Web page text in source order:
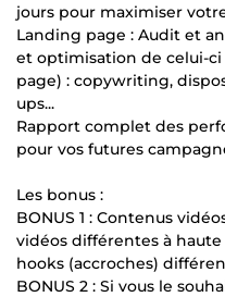
jours pour maximiser
Landing page : Audit et
et optimisation de celui-ci
page) : copywriting,
ups...
Rapport complet des
pour vos futures
Les bonus :
BONUS 1 : Contenus
vidéos différentes à
hooks (accroches)
BONUS 2 : Si vous le